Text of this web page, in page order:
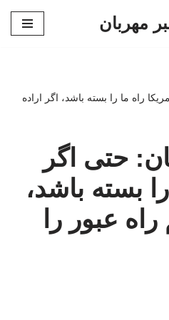
مهربان
راه ما را بسته باشد، اگر اراده
حتی اگر
بسته باشد،
عبور را